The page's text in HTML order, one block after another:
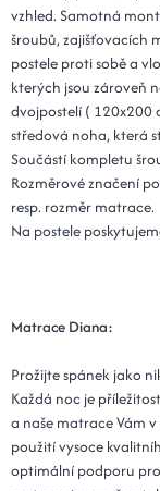
vzhled. Samotná
šroubů, zajišťovacích
postele proti sobě a
kterých jsou zároveň
dvojpostelí ( 120x200
středová noha, která
Součástí kompletu
Rozměrové značení
resp. rozměr matrace.
Na postele
Matrace Diana:
Prožijte spánek jako
Každá noc je
a naše matrace Vám
použití vysoce
optimální podporu